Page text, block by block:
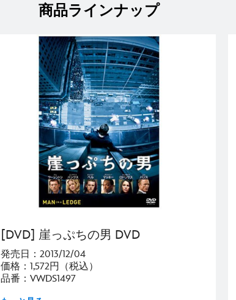
商品ラインナップ
[DVD] 崖っぷちの男 DVD
発売日：2013/12/04
価格：1,572円（税込）
品番：VWDS1497